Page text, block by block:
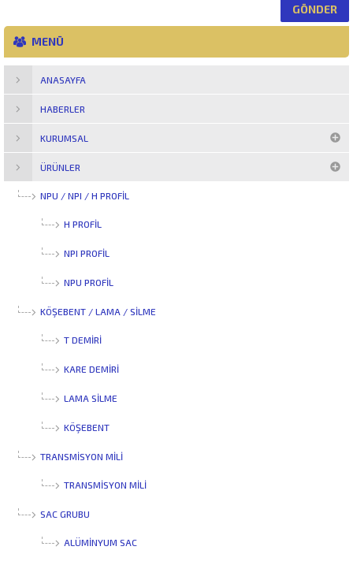
MENÜ
ANASAYFA
HABERLER
KURUMSAL
ÜRÜNLER
NPU / NPI / H PROFİL
H PROFIL
NPI PROFIL
NPU PROFIL
KÖŞEBENT / LAMA / SİLME
T DEMIRI
KARE DEMIRI
LAMA SILME
KÖŞEBENT
TRANSMİSYON MİLİ
TRANSMISYON MILI
SAC GRUBU
ALÜMINYUM SAC